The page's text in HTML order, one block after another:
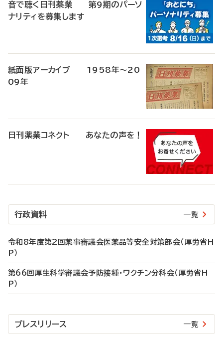
音で聴く日刊薬業 第9期のパーソ
ナリティを募集します
紙面版アーカイブ 1958年～20
09年
日刊薬業コネクト あなたの声を！
行政資料 一覧
令和8年度第2回薬事審議会医薬品等安全対策部会（厚労省H
P）
第66回厚生科学審議会予防接種・ワクチン分科会（厚労省H
P）
プレスリリース 一覧